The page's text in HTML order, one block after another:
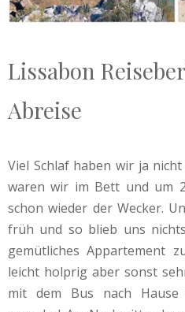
Lissabon
Abreise
Viel Schlaf haben wir ja
waren wir im Bett und um
schon wieder der Wecker.
früh und so blieb uns
gemütliches Appartement
leicht holprig aber sonst
mit dem Bus nach